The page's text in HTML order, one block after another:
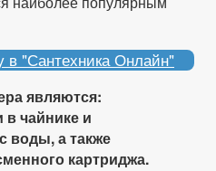
в "Сантехника Онлайн"
являются:
в чайнике и
воды, а также
картриджа.